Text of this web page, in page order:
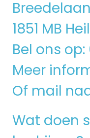
1851 MB
Bel ons
Meer
Of mail
Wat doen